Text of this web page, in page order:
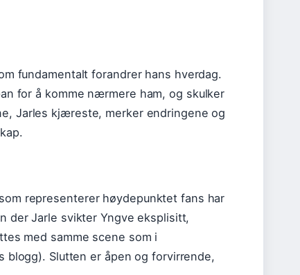
fundamentalt forandrer hans hverdag.
for å komme nærmere ham, og skulker
Jarles kjæreste, merker endringene og
representerer høydepunktet fans har
der Jarle svikter Yngve eksplisitt,
med samme scene som i
blogg). Slutten er åpen og forvirrende,